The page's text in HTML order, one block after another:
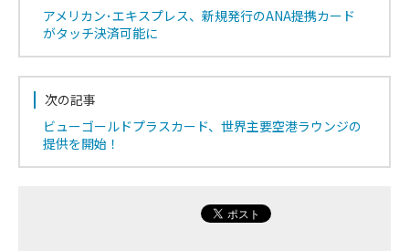
アメリカン･エキスプレス、新規発行のANA提携カード
がタッチ決済可能に
次の記事
ビューゴールドプラスカード、世界主要空港ラウンジの
提供を開始！